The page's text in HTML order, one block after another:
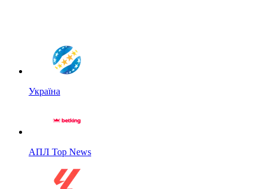
Україна
АПЛ Top News